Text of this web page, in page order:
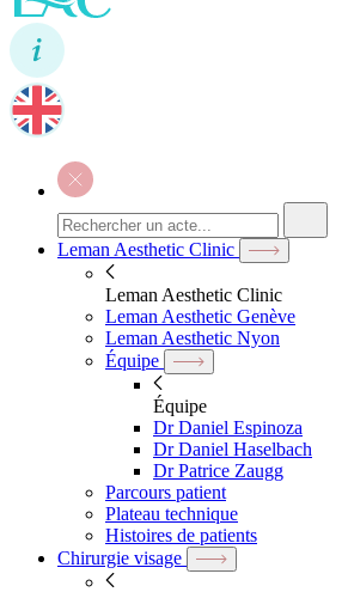
Leman Aesthetic Clinic
Leman Aesthetic Clinic
Leman Aesthetic Genève
Leman Aesthetic Nyon
Équipe
Équipe
Dr Daniel Espinoza
Dr Daniel Haselbach
Dr Patrice Zaugg
Parcours patient
Plateau technique
Histoires de patients
Chirurgie visage